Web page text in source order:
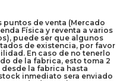
de venta (Mercado
Física y reventa a varios
puede ser que algunos
de existencia, por favor
En caso de no tenerlo
de la fabrica, esto toma 2
la fabrica hasta
inmediato sera enviado